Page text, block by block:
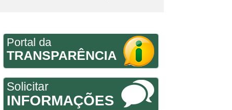
Portal da
TRANSPARÊNCIA
Solicitar
INFORMAÇÕES